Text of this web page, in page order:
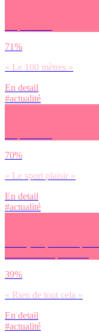
71%
« Le 100 mètres »
En detail
#actualité
70%
« Le sport plaisir »
En detail
#actualité
39%
« Rien de tout cela »
En detail
#actualité